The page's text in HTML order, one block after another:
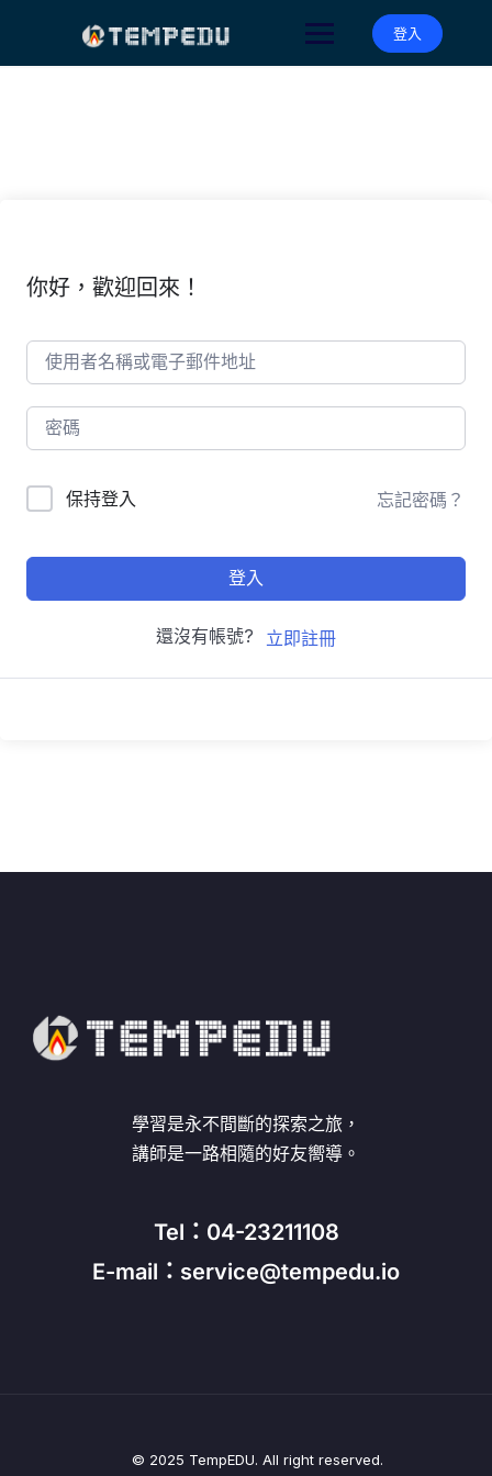
登入
你好，歡迎回來！
保持登入 忘記密碼？
登入
還沒有帳號? 立即註冊
學習是永不間斷的探索之旅，
講師是一路相隨的好友嚮導。
Tel：04-23211108
E-mail：service@tempedu.io
© 2025 TempEDU. All right reserved.